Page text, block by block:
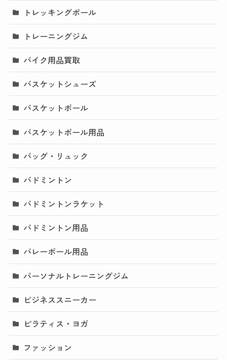
トレッキングポール
トレーニングジム
バイク用品買取
バスケットシューズ
バスケットボール
バスケットボール用品
バッグ・リュック
バドミントン
バドミントンラケット
バドミントン用品
バレーボール用品
パーソナルトレーニングジム
ビジネススニーカー
ピラティス・ヨガ
ファッション